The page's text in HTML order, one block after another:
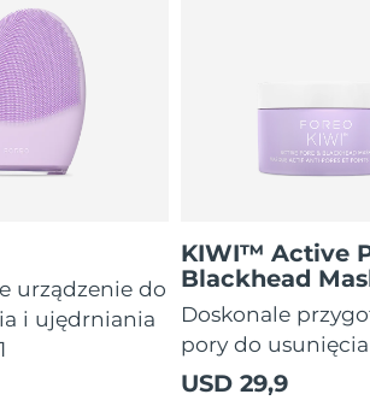
urządzenie do
i ujędrniania
KIWI™ Active
Blackhead
Doskonale
pory do
USD 29,9